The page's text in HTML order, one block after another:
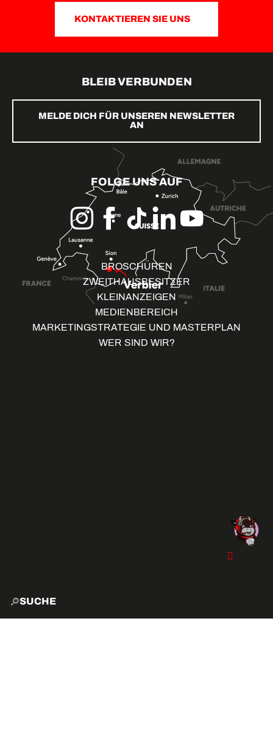
SUCHE
KONTAKTIEREN SIE UNS
BLEIB VERBUNDEN
MELDE DICH FÜR UNSEREN NEWSLETTER
AN
FOLGE UNS AUF
BROSCHÜREN
ZWEITHAUSBESITZER
KLEINANZEIGEN
MEDIENBEREICH
MARKETINGSTRATEGIE UND MASTERPLAN
WER SIND WIR?